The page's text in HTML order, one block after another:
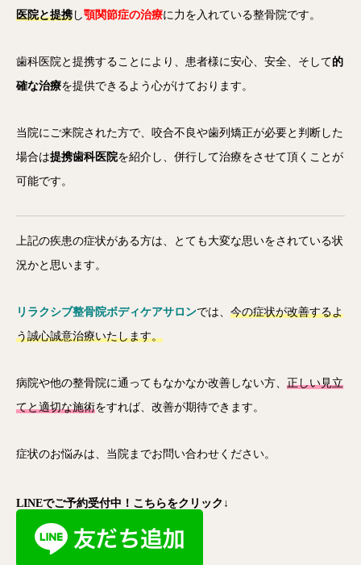
医院と提携し顎関節症の治療に力を入れている整骨院です。
歯科医院と提携することにより、患者様に安心、安全、そして的
確な治療を提供できるよう心がけております。
当院にご来院された方で、咬合不良や歯列矯正が必要と判断した
場合は提携歯科医院を紹介し、併行して治療をさせて頂くことが
可能です。
上記の疾患の症状がある方は、とても大変な思いをされている状
況かと思います。
リラクシブ整骨院ボディケアサロンでは、 今の症状が改善するよ
う誠心誠意治療いたします。
病院や他の整骨院に通ってもなかなか改善しない方、 正しい見立
てと適切な施術をすれば、改善が期待できます。
症状のお悩みは、当院までお問い合わせください。
LINEでご予約受付中！こちらをクリック↓